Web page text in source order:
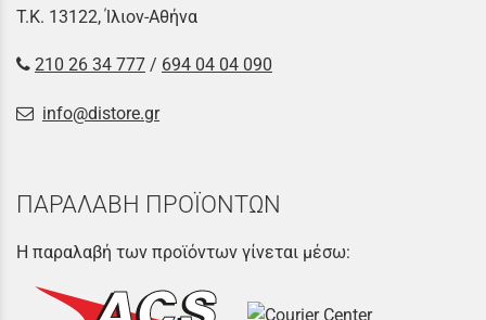
Τ.Κ. 13122, Ίλιον-Αθήνα
210 26 34 777 / 694 04 04 090
info@distore.gr
ΠΑΡΑΛΑΒΗ ΠΡΟΪΟΝΤΩΝ
Η παραλαβή των προϊόντων γίνεται μέσω: